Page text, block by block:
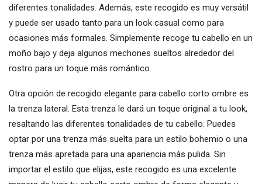
diferentes tonalidades. Además, este recogido es muy versátil
y puede ser usado tanto para un look casual como para
ocasiones más formales. Simplemente recoge tu cabello en un
moño bajo y deja algunos mechones sueltos alrededor del
rostro para un toque más romántico.
Otra opción de recogido elegante para cabello corto ombre es
la trenza lateral. Esta trenza le dará un toque original a tu look,
resaltando las diferentes tonalidades de tu cabello. Puedes
optar por una trenza más suelta para un estilo bohemio o una
trenza más apretada para una apariencia más pulida. Sin
importar el estilo que elijas, este recogido es una excelente